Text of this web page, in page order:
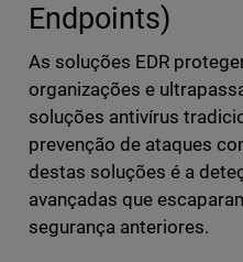
Endpoints)
As soluções EDR
organizações e
soluções antivírus
prevenção de ataques
destas soluções é a
avançadas que
segurança anteriores.